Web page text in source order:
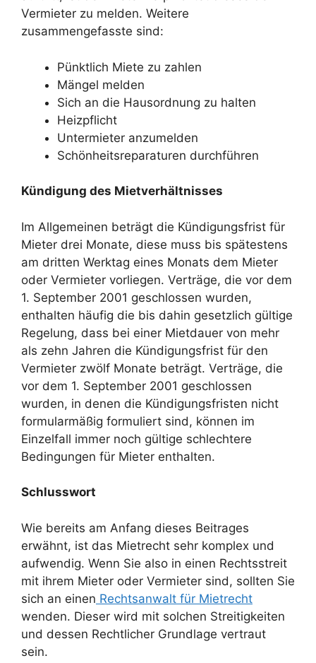
Vermieter zu melden. Weitere
zusammengefasste sind:
Pünktlich Miete zu zahlen
Mängel melden
Sich an die Hausordnung zu halten
Heizpflicht
Untermieter anzumelden
Schönheitsreparaturen durchführen
Kündigung des Mietverhältnisses
Im Allgemeinen beträgt die Kündigungsfrist für
Mieter drei Monate, diese muss bis spätestens
am dritten Werktag eines Monats dem Mieter
oder Vermieter vorliegen. Verträge, die vor dem
1. September 2001 geschlossen wurden,
enthalten häufig die bis dahin gesetzlich gültige
Regelung, dass bei einer Mietdauer von mehr
als zehn Jahren die Kündigungsfrist für den
Vermieter zwölf Monate beträgt. Verträge, die
vor dem 1. September 2001 geschlossen
wurden, in denen die Kündigungsfristen nicht
formularmäßig formuliert sind, können im
Einzelfall immer noch gültige schlechtere
Bedingungen für Mieter enthalten.
Schlusswort
Wie bereits am Anfang dieses Beitrages
erwähnt, ist das Mietrecht sehr komplex und
aufwendig. Wenn Sie also in einen Rechtsstreit
mit ihrem Mieter oder Vermieter sind, sollten Sie
sich an einen Rechtsanwalt für Mietrecht
wenden. Dieser wird mit solchen Streitigkeiten
und dessen Rechtlicher Grundlage vertraut
sein.